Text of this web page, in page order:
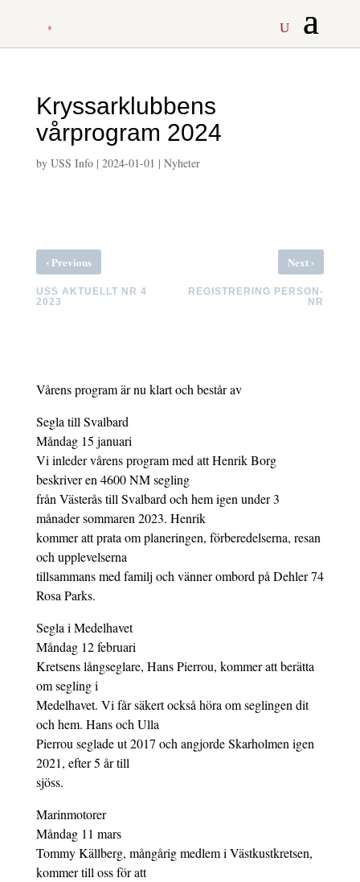
Kryssarklubbens
vårprogram 2024
by USS Info| 2024-01-01 | Nyheter
‹Previous
USS AKTUELLT NR 4
2023
Next›
REGISTRERING PERSON-
NR
Vårens program är nu klart och består av
Segla till Svalbard
Måndag 15 januari
Vi inleder vårens program med att Henrik Borg
beskriver en 4600 NM segling
från Västerås till Svalbard och hem igen under 3
månader sommaren 2023. Henrik
kommer att prata om planeringen, förberedelserna, resan
och upplevelserna
tillsammans med familj och vänner ombord på Dehler 74
Rosa Parks.
Segla i Medelhavet
Måndag 12 februari
Kretsens långseglare, Hans Pierrou, kommer att berätta
om segling i
Medelhavet. Vi får säkert också höra om seglingen dit
och hem. Hans och Ulla
Pierrou seglade ut 2017 och angjorde Skarholmen igen
2021, efter 5 år till
sjöss.
Marinmotorer
Måndag 11 mars
Tommy Källberg, mångårig medlem i Västkustkretsen,
kommer till oss för att